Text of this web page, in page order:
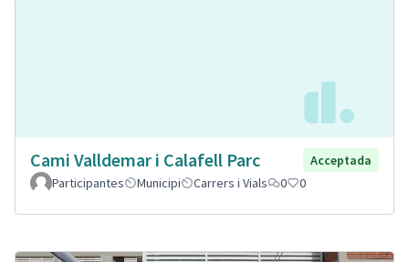
Cami Valldemar i Calafell Parc
Acceptada
Participantes
Municipi Carrers i Vials 0 0